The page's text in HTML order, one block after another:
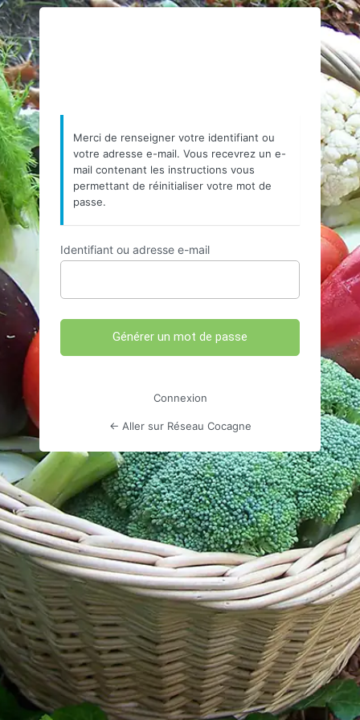
Mot
de
passe
oublié
https://
Merci de renseigner votre identifiant ou
votre adresse e-mail. Vous recevrez un e-
mail contenant les instructions vous
permettant de réinitialiser votre mot de
passe.
Identifiant ou adresse e-mail
Connexion
← Aller sur Réseau Cocagne